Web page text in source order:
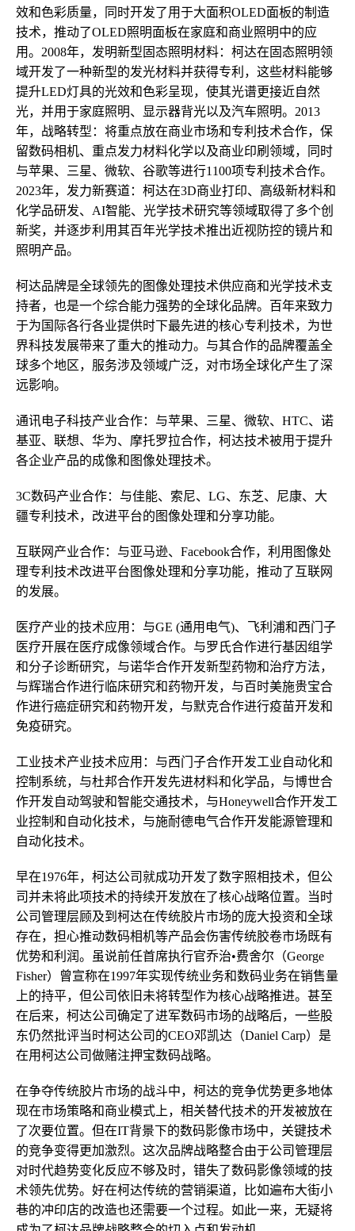
效和色彩质量，同时开发了用于大面积OLED面板的制造
技术，推动了OLED照明面板在家庭和商业照明中的应
用。2008年，发明新型固态照明材料：柯达在固态照明领
域开发了一种新型的发光材料并获得专利，这些材料能够
提升LED灯具的光效和色彩呈现，使其光谱更接近自然
光，并用于家庭照明、显示器背光以及汽车照明。2013
年，战略转型：将重点放在商业市场和专利技术合作，保
留数码相机、重点发力材料化学以及商业印刷领域，同时
与苹果、三星、微软、谷歌等进行1100项专利技术合作。
2023年，发力新赛道：柯达在3D商业打印、高级新材料和
化学品研发、AI智能、光学技术研究等领域取得了多个创
新奖，并逐步利用其百年光学技术推出近视防控的镜片和
照明产品。
柯达品牌是全球领先的图像处理技术供应商和光学技术支
持者，也是一个综合能力强势的全球化品牌。百年来致力
于为国际各行各业提供时下最先进的核心专利技术，为世
界科技发展带来了重大的推动力。与其合作的品牌覆盖全
球多个地区，服务涉及领域广泛，对市场全球化产生了深
远影响。
通讯电子科技产业合作：与苹果、三星、微软、HTC、诺
基亚、联想、华为、摩托罗拉合作，柯达技术被用于提升
各企业产品的成像和图像处理技术。
3C数码产业合作：与佳能、索尼、LG、东芝、尼康、大
疆专利技术，改进平台的图像处理和分享功能。
互联网产业合作：与亚马逊、Facebook合作，利用图像处
理专利技术改进平台图像处理和分享功能，推动了互联网
的发展。
医疗产业的技术应用：与GE (通用电气)、飞利浦和西门子
医疗开展在医疗成像领域合作。与罗氏合作进行基因组学
和分子诊断研究，与诺华合作开发新型药物和治疗方法，
与辉瑞合作进行临床研究和药物开发，与百时美施贵宝合
作进行癌症研究和药物开发，与默克合作进行疫苗开发和
免疫研究。
工业技术产业技术应用：与西门子合作开发工业自动化和
控制系统，与杜邦合作开发先进材料和化学品，与博世合
作开发自动驾驶和智能交通技术，与Honeywell合作开发工
业控制和自动化技术，与施耐德电气合作开发能源管理和
自动化技术。
早在1976年，柯达公司就成功开发了数字照相技术，但公
司并未将此项技术的持续开发放在了核心战略位置。当时
公司管理层顾及到柯达在传统胶片市场的庞大投资和全球
存在，担心推动数码相机等产品会伤害传统胶卷市场既有
优势和利润。虽说前任首席执行官乔治•费舍尔（George
Fisher）曾宣称在1997年实现传统业务和数码业务在销售量
上的持平，但公司依旧未将转型作为核心战略推进。甚至
在后来，柯达公司确定了进军数码市场的战略后，一些股
东仍然批评当时柯达公司的CEO邓凯达（Daniel Carp）是
在用柯达公司做赌注押宝数码战略。
在争夺传统胶片市场的战斗中，柯达的竞争优势更多地体
现在市场策略和商业模式上，相关替代技术的开发被放在
了次要位置。但在IT背景下的数码影像市场中，关键技术
的竞争变得更加激烈。这次品牌战略整合由于公司管理层
对时代趋势变化反应不够及时，错失了数码影像领域的技
术领先优势。好在柯达传统的营销渠道，比如遍布大街小
巷的冲印店的改造也还需要一个过程。如此一来，无疑将